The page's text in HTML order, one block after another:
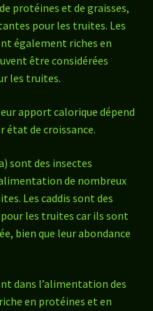
protéines et de graisses,
pour les truites. Les
également riches en
être considérées
les truites.
apport calorique dépend
état de croissance.
sont des insectes
de nombreux
Les caddis sont des
les truites car ils sont
bien que leur abondance
dans l’alimentation des
en protéines et en